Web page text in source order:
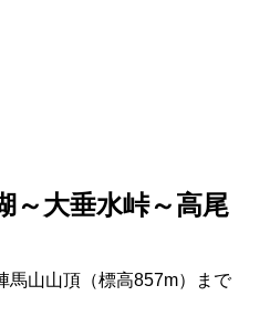
～大垂水峠～高尾
馬山山頂（標高857m）まで